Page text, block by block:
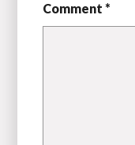
Comment *